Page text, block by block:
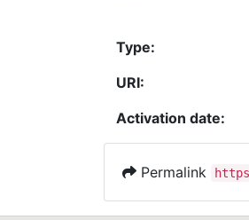
Type:
URI:
Activation date:
Permalink